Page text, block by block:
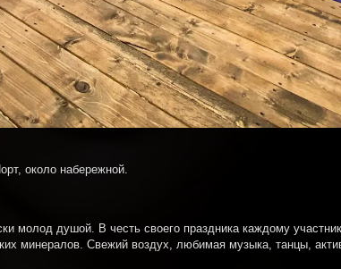
около набережной.
молод душой. В честь своего праздника каждому
минералов. Свежий воздух, любимая музыка, танцы,